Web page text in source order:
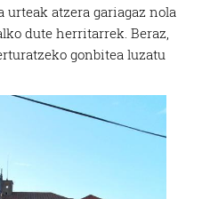
urteak atzera gariagaz nola
dute herritarrek. Beraz,
gonbitea luzatu